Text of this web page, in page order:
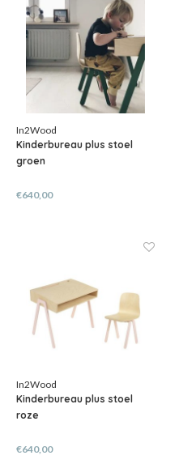
In2Wood
Kinderbureau plus stoel
groen
€640,00
In2Wood
Kinderbureau plus stoel
roze
€640,00